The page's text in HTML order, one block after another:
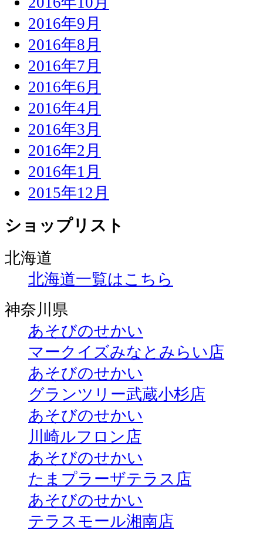
2016年9月
2016年8月
2016年7月
2016年6月
2016年4月
2016年3月
2016年2月
2016年1月
2015年12月
ショップリスト
北海道
北海道一覧はこちら
神奈川県
あそびのせかい
マークイズみなとみらい店
あそびのせかい
グランツリー武蔵小杉店
あそびのせかい
川崎ルフロン店
あそびのせかい
たまプラーザテラス店
あそびのせかい
テラスモール湘南店